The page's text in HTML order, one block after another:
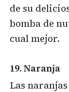
de su
bomba de
cual mejor.
19. Naranja
Las